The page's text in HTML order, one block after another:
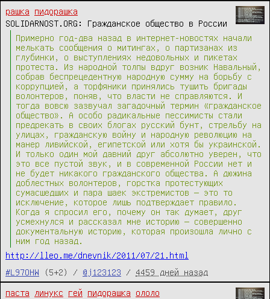
рашка
пидорашка
SOLIDARNOST.ORG: Гражданское общество в России
Примерно год-два назад в интернет-новостях начали
мелькать сообщения о митингах, о партизанах из
глубинки, о выступлениях недовольных и пикетах
протеста. Из народной толпы вдруг возник Навальный,
собрав беспрецедентную народную сумму на борьбу с
коррупцией, а торфяники принялись тушить бригады
волонтеров, поняв, что власти не справляются. И
тогда вовсю зазвучал загадочный термин «гражданское
общество». А особо радикальные пессимисты стали
предрекать в своих блогах русский бунт, стрельбу на
улицах, гражданскую войну и народную революцию на
манер ливийской, египетской или хотя бы украинской.
И только один мой давний друг абсолютно уверен, что
это все пустой звук, и в современной России нет и
не будет никакого гражданского общества. А дюжина
доблестных волонтеров, горстка протестующих
сумасшедших и пара шаек экстремистов — это то
исключение, которое лишь подтверждает правило.
Когда я спросил его, почему он так думает, друг
усмехнулся и рассказал мне историю — совершенно
документальную историю, которая произошла лично с
ним год назад.
http://lleo.me/dnevnik/2011/07/21.html
#L97OHW
(5+2) / @j123123 / 4459 дней назад
паста линукс гей пидорашка
ололо